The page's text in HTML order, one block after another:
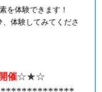
を体験できます！
体験してみてくださ
催☆★☆